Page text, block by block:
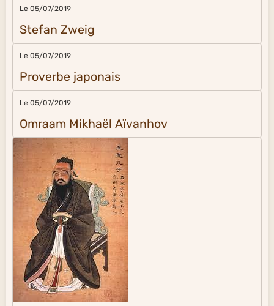
Le 05/07/2019
Stefan Zweig
Le 05/07/2019
Proverbe japonais
Le 05/07/2019
Omraam Mikhaël Aïvanhov